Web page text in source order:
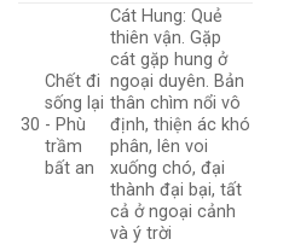
30
Chết đi
sống lại
- Phù
trầm
bất an
Cát Hung: Quẻ
thiên vận. Gặp
cát gặp hung ở
ngoại duyên. Bản
thân chìm nổi vô
định, thiện ác khó
phân, lên voi
xuống chó, đại
thành đại bại, tất
cả ở ngoại cảnh
và ý trời